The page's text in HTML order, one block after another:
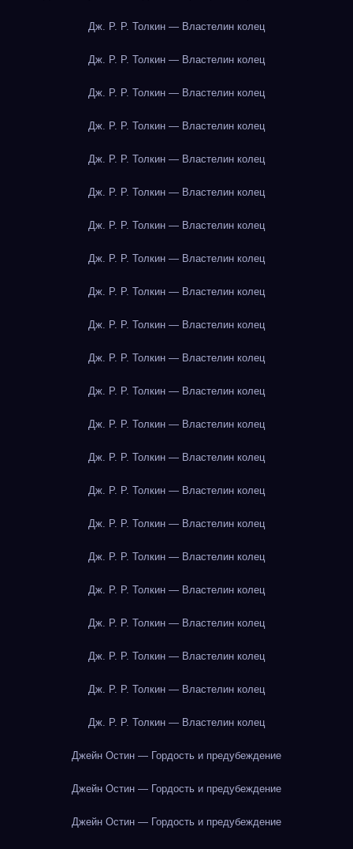
Дж. Р. Р. Толкин — Властелин колец
Дж. Р. Р. Толкин — Властелин колец
Дж. Р. Р. Толкин — Властелин колец
Дж. Р. Р. Толкин — Властелин колец
Дж. Р. Р. Толкин — Властелин колец
Дж. Р. Р. Толкин — Властелин колец
Дж. Р. Р. Толкин — Властелин колец
Дж. Р. Р. Толкин — Властелин колец
Дж. Р. Р. Толкин — Властелин колец
Дж. Р. Р. Толкин — Властелин колец
Дж. Р. Р. Толкин — Властелин колец
Дж. Р. Р. Толкин — Властелин колец
Дж. Р. Р. Толкин — Властелин колец
Дж. Р. Р. Толкин — Властелин колец
Дж. Р. Р. Толкин — Властелин колец
Дж. Р. Р. Толкин — Властелин колец
Дж. Р. Р. Толкин — Властелин колец
Дж. Р. Р. Толкин — Властелин колец
Дж. Р. Р. Толкин — Властелин колец
Дж. Р. Р. Толкин — Властелин колец
Дж. Р. Р. Толкин — Властелин колец
Дж. Р. Р. Толкин — Властелин колец
Джейн Остин — Гордость и предубеждение
Джейн Остин — Гордость и предубеждение
Джейн Остин — Гордость и предубеждение